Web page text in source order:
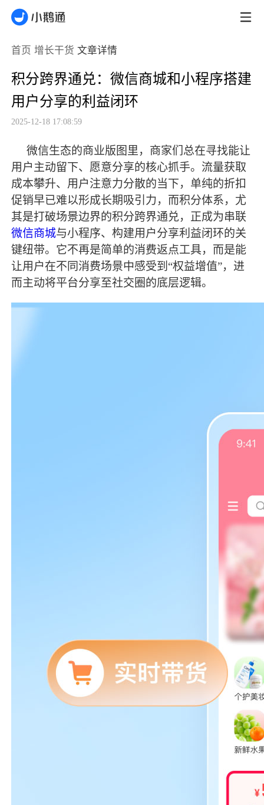
首页 增长干货 文章详情
积分跨界通兑：微信商城和小程序搭建
用户分享的利益闭环
2025-12-18 17:08:59
微信生态的商业版图里，商家们总在寻找能让
用户主动留下、愿意分享的核心抓手。流量获取
成本攀升、用户注意力分散的当下，单纯的折扣
促销早已难以形成长期吸引力，而积分体系，尤
其是打破场景边界的积分跨界通兑，正成为串联
微信商城与小程序、构建用户分享利益闭环的关
键纽带。它不再是简单的消费返点工具，而是能
让用户在不同消费场景中感受到 “权益增值”，进
而主动将平台分享至社交圈的底层逻辑。